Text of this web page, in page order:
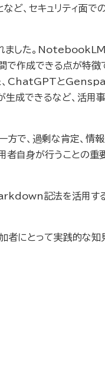
ど、セキュリティ面で
ました。
で作成できる点が特徴
た、ChatGPTと
成できるなど、活用
で、過剰な肯定、情報
者自身が行うことの重
記法を活用す
者にとって実践的な知